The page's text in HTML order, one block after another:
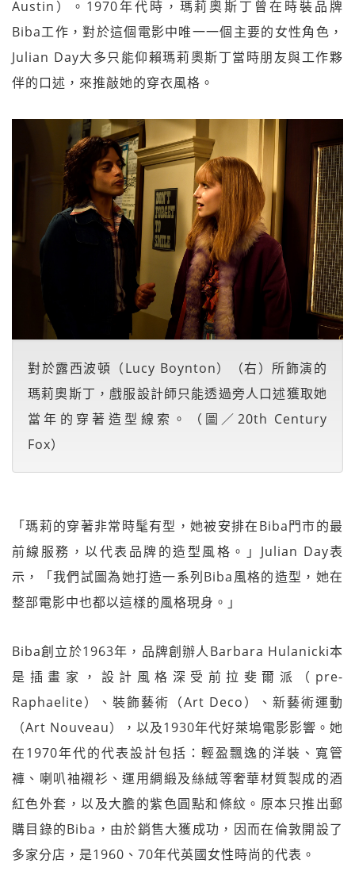
Austin）。1970年代時，瑪莉奧斯丁曾在時裝品牌
Biba工作，對於這個電影中唯一一個主要的女性角色，
Julian Day大多只能仰賴瑪莉奧斯丁當時朋友與工作夥
伴的口述，來推敲她的穿衣風格。
對於露西波頓（Lucy Boynton）（右）所飾演的
瑪莉奧斯丁，戲服設計師只能透過旁人口述獲取她
當年的穿著造型線索。（圖／20th Century
Fox）
「瑪莉的穿著非常時髦有型，她被安排在Biba門市的最
前線服務，以代表品牌的造型風格。」Julian Day表
示，「我們試圖為她打造一系列Biba風格的造型，她在
整部電影中也都以這樣的風格現身。」
Biba創立於1963年，品牌創辦人Barbara Hulanicki本
是插畫家，設計風格深受前拉斐爾派（pre-
Raphaelite）、裝飾藝術（Art Deco）、新藝術運動
（Art Nouveau），以及1930年代好萊塢電影影響。她
在1970年代的代表設計包括：輕盈飄逸的洋裝、寬管
褲、喇叭袖襯衫、運用綢緞及絲絨等奢華材質製成的酒
紅色外套，以及大膽的紫色圓點和條紋。原本只推出郵
購目錄的Biba，由於銷售大獲成功，因而在倫敦開設了
多家分店，是1960、70年代英國女性時尚的代表。